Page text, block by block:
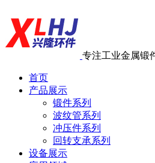
专注工业金属锻
首页
产品展示
锻件系列
波纹管系列
冲压件系列
回转支承系列
设备展示